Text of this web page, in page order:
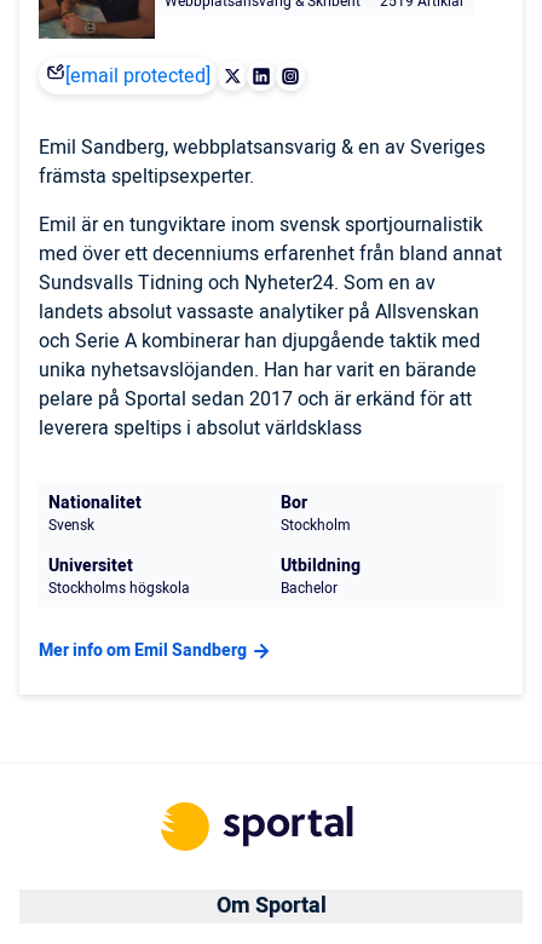
[email protected]
Emil Sandberg, webbplatsansvarig & en av Sveriges
främsta speltipsexperter.
Emil är en tungviktare inom svensk sportjournalistik
med över ett decenniums erfarenhet från bland annat
Sundsvalls Tidning och Nyheter24. Som en av
landets absolut vassaste analytiker på Allsvenskan
och Serie A kombinerar han djupgående taktik med
unika nyhetsavslöjanden. Han har varit en bärande
pelare på Sportal sedan 2017 och är erkänd för att
leverera speltips i absolut världsklass
Nationalitet
Svensk
Bor
Stockholm
Universitet
Stockholms högskola
Utbildning
Bachelor
Mer info om Emil Sandberg
Om Sportal